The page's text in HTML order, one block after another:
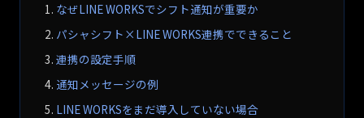
なぜLINE WORKSでシフト通知が重要か
パシャシフト×LINE WORKS連携でできること
連携の設定手順
通知メッセージの例
LINE WORKSをまだ導入していない場合